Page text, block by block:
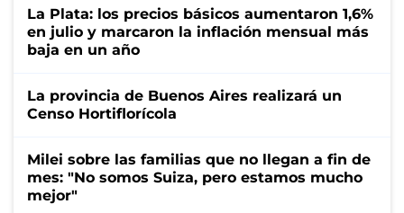
La Plata: los precios básicos aumentaron 1,6%
en julio y marcaron la inflación mensual más
baja en un año
La provincia de Buenos Aires realizará un
Censo Hortiflorícola
Milei sobre las familias que no llegan a fin de
mes: "No somos Suiza, pero estamos mucho
mejor"